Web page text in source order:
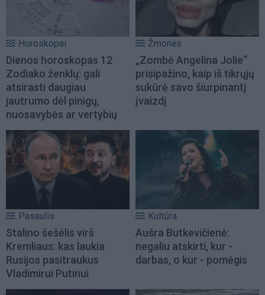
Horoskopai
Dienos horoskopas 12
Zodiako ženklų: gali
atsirasti daugiau
jautrumo dėl pinigų,
nuosavybės ar vertybių
Žmonės
„Zombė Angelina Jolie“
prisipažino, kaip iš tikrųjų
sukūrė savo šiurpinantį
įvaizdį
Pasaulis
Stalino šešėlis virš
Kremliaus: kas laukia
Rusijos pasitraukus
Vladimirui Putinui
Kultūra
Aušra Butkevičienė:
negaliu atskirti, kur -
darbas, o kur - pomėgis